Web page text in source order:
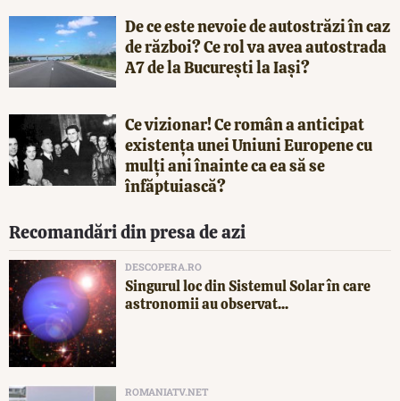
De ce este nevoie de autostrăzi în caz
de război? Ce rol va avea autostrada
A7 de la București la Iași?
Ce vizionar! Ce român a anticipat
existența unei Uniuni Europene cu
mulți ani înainte ca ea să se
înfăptuiască?
Recomandări din presa de azi
DESCOPERA.RO
Singurul loc din Sistemul Solar în care
astronomii au observat...
ROMANIATV.NET